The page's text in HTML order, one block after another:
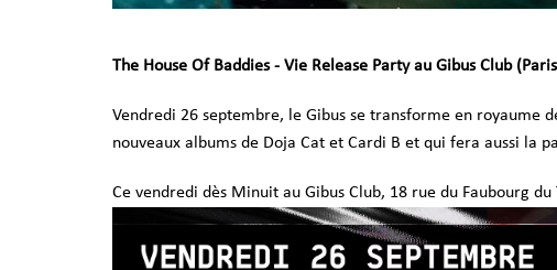
The House Of Baddies - Vie Release Party au Gibus Club
Vendredi 26 septembre, le Gibus se transforme en royaume
nouveaux albums de Doja Cat et Cardi B et qui fera aussi la
Ce vendredi dès Minuit au Gibus Club, 18 rue du Faubourg du